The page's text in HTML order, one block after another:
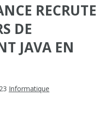
RECRUTE
DE
JAVA EN
Informatique